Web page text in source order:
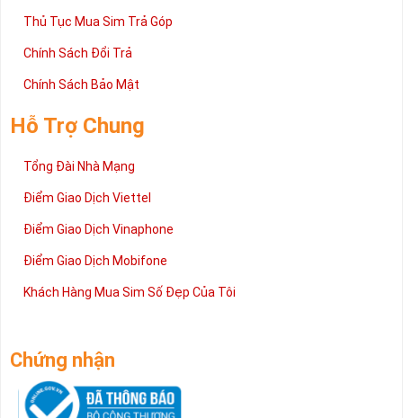
Thủ Tục Mua Sim Trả Góp
Chính Sách Đổi Trả
Chính Sách Bảo Mật
Hỗ Trợ Chung
Tổng Đài Nhà Mạng
Điểm Giao Dịch Viettel
Điểm Giao Dịch Vinaphone
Điểm Giao Dịch Mobifone
Khách Hàng Mua Sim Số Đẹp Của Tôi
Chứng nhận